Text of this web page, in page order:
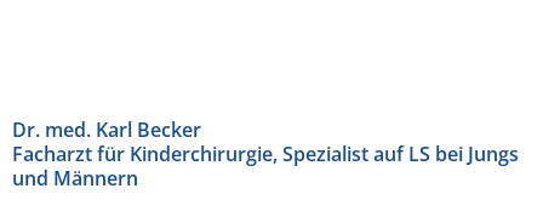
Dr. med. Karl Becker
Facharzt für Kinderchirurgie, Spezialist auf LS bei Jungs
und Männern